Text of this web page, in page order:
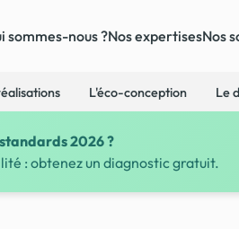
sommes-nous ?Nos expertisesNos
L'éco-conception Le
2026 ?
: obtenez un diagnostic gratuit.